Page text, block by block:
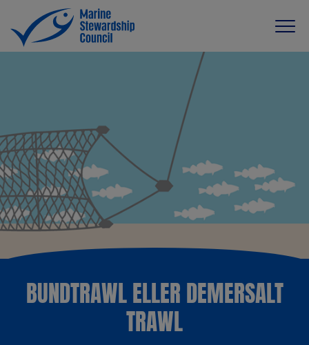
BUNDTRAWL ELLER DEMERSALT
TRAWL